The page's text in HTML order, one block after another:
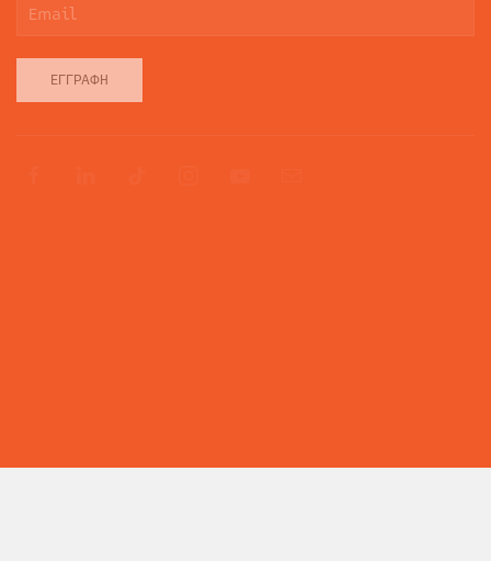
ΕΓΓΡΑΦΉ